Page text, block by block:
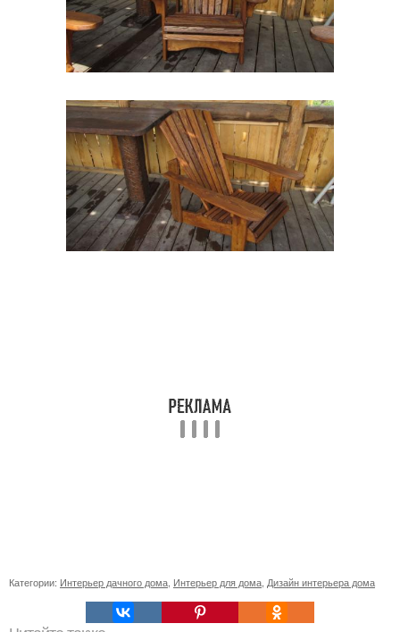
Категории: Интерьер дачного дома Интерьер для дома Дизайн интерьера дома